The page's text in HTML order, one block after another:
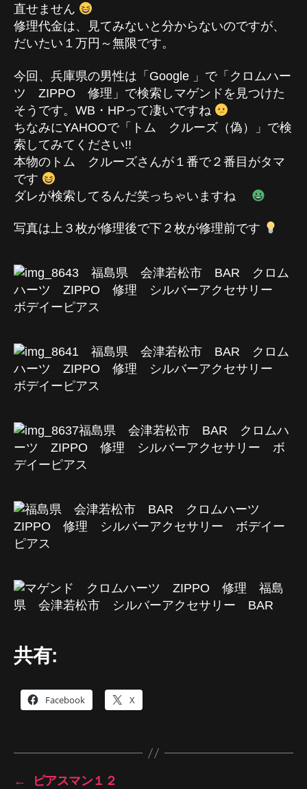
直せません
修理代金は、見てみないと分からないのですが、
だいたい１万円～無限です。
今回、兵庫県の男性は「Google 」で「クロムハー
ツ ZIPPO 修理」で検索しマゲンドを見つけた
そうです。WB・HPって凄いですね
ちなみにYAHOOで「トム クルーズ（偽）」で検
索してみてください!!
本物のトム クルーズさんが１番で２番目がタマ
です
ダレが検索してるんだ笑っちゃいますね
写真は上３枚が修理後で下２枚が修理前です
共有:
Facebook X
←
ピアスマン１２